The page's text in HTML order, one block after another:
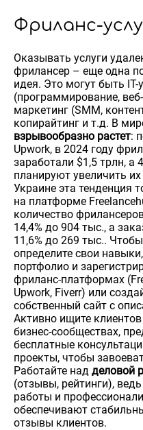
Фриланс-
Оказывать услуги
фрилансер – еще одна
идея. Это могут быть IT-
(программирование,
маркетинг (SMM,
копирайтинг и т.д. В
взрывообразно растет:
Upwork, в 2024 году
заработали $1,5 трлн, а
планируют увеличить
Украине эта тенденция
на платформе
количество
14,4% до 904 тыс., а
11,6% до 269 тыс..
определите свои
портфолио и
фриланс-платформах
Upwork, Fiverr) или
собственный сайт с
Активно ищите клиентов
бизнес-сообществах,
бесплатные
проекты, чтобы
Работайте над деловой
(отзывы, рейтинги),
работы и
обеспечивают
отзывы клиентов.